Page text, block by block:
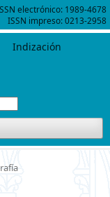
electrónico: 1989-4678
ISSN impreso:0213-2958
Indización